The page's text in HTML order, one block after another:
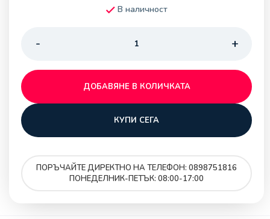
В наличност
ДОБАВЯНЕ В КОЛИЧКАТА
КУПИ СЕГА
ПОРЪЧАЙТЕ ДИРЕКТНО НА ТЕЛЕФОН: 0898751816
ПОНЕДЕЛНИК-ПЕТЪК: 08:00-17:00